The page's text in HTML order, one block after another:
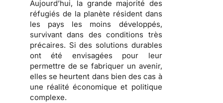
Aujourd’hui, la grande majorité des
réfugiés de la planète résident dans
les pays les moins développés,
survivant dans des conditions très
précaires. Si des solutions durables
ont été envisagées pour leur
permettre de se fabriquer un avenir,
elles se heurtent dans bien des cas à
une réalité économique et politique
complexe.